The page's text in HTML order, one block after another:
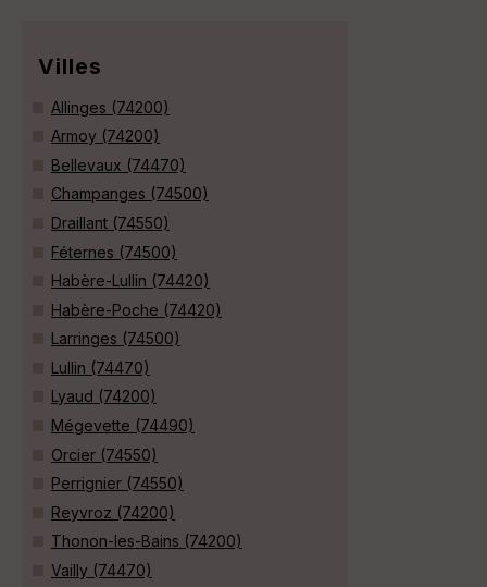
Villes
Allinges (74200)
Armoy (74200)
Bellevaux (74470)
Champanges (74500)
Draillant (74550)
Féternes (74500)
Habère-Lullin (74420)
Habère-Poche (74420)
Larringes (74500)
Lullin (74470)
Lyaud (74200)
Mégevette (74490)
Orcier (74550)
Perrignier (74550)
Reyvroz (74200)
Thonon-les-Bains (74200)
Vailly (74470)